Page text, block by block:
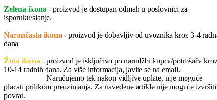
Zelena ikona - proizvod je dostupan odmah u poslovnici za
isporuku/slanje.
Narančasta ikona - proizvod je dobavljiv od uvoznika kroz 3-4
dana
Žuta ikona - proizvod je isključivo po narudžbi kupca/potrošača kroz
10-14 radnih dana. Za više informacija, javite se na email.
Naručujemo tek nakon vidljive uplate, nije moguće
plaćati prilikom preuzimanja. Za navedene artikle nije moguće izvršiti
povrat.